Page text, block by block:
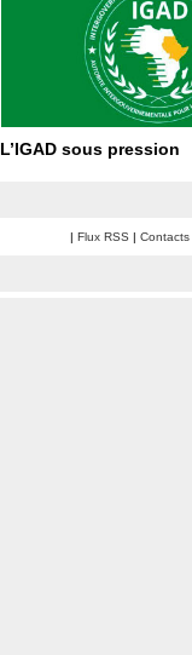
L’IGAD sous pression
| Flux RSS | Contacts